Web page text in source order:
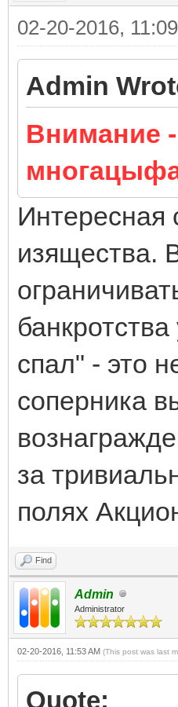
02-20-2016,
Admin
Внимание
Интересная
изящества.
спал" - это
соперника
за
полях
Find
Admin
Administrator
02-20-2016, 11:53 AM (This post was last
Quote: